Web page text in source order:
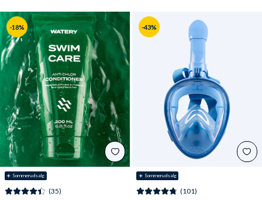
-18%
☀️ Sommerudsalg
(35)
-43%
☀️ Sommerudsalg
(101)